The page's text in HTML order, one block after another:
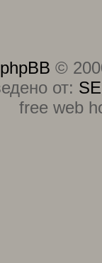
phpBB ©
от:
free web